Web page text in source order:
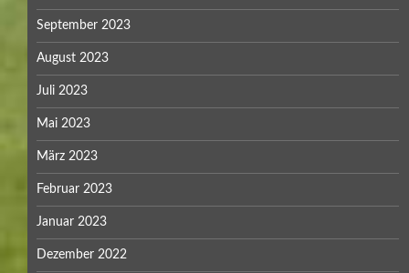
September 2023
August 2023
Juli 2023
Mai 2023
März 2023
Februar 2023
Januar 2023
Dezember 2022